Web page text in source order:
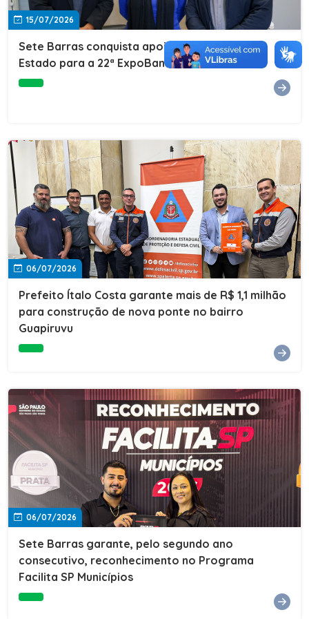
15/07/2026
Sete Barras conquista apoio do Governo do
Estado para a 22ª ExpoBanana
06/07/2026
Prefeito Ítalo Costa garante mais de R$ 1,1 milhão
para construção de nova ponte no bairro
Guapiruvu
06/07/2026
Sete Barras garante, pelo segundo ano
consecutivo, reconhecimento no Programa
Facilita SP Municípios